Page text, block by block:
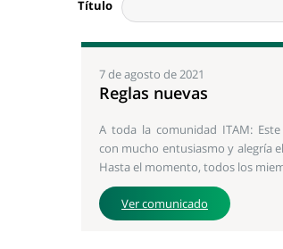
Título
7 de agosto de 2021
Reglas nuevas
A toda la comunidad ITAM:
con mucho entusiasmo y alegría
Hasta el momento, todos los
Ver comunicado